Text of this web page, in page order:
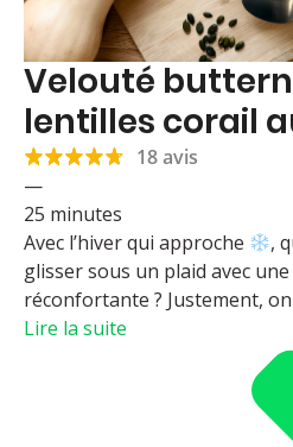
Velouté
lentilles corail
coco
18 avis
—
25 minutes
Avec l’hiver qui approche
,
glisser sous un plaid avec
réconfortante ? Justement, on
Lire la suite